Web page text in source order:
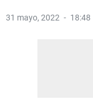
31 mayo, 2022 18:48